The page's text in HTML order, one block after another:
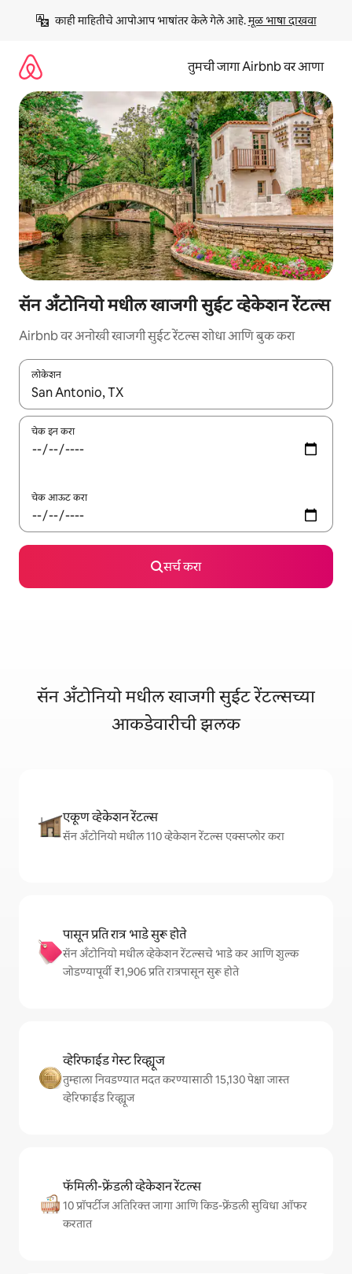
काही माहितीचे आपोआप भाषांतर केले गेले आहे. मूळ भाषा दाखवा
तुमची जागा Airbnb वर आणा
सॅन अँटोनियो मधील खाजगी सुईट व्हेकेशन रेंटल्स
Airbnb वर अनोखी खाजगी सुईट रेंटल्स शोधा आणि बुक करा
लोकेशन
जेव्हा परिणाम उपलब्ध असतील, तेव्हा वरच्या आणि खाली बाणांच्या किजसह
चेक इन करा
चेक आऊट करा
सर्च करा
सॅन अँटोनियो मधील खाजगी सुईट रेंटल्सच्या
आकडेवारीची झलक
एकूण व्हेकेशन रेंटल्स
सॅन अँटोनियो मधील 110 व्हेकेशन रेंटल्स एक्सप्लोर करा
पासून प्रति रात्र भाडे सुरू होते
सॅन अँटोनियो मधील व्हेकेशन रेंटल्सचे भाडे कर आणि शुल्क
जोडण्यापूर्वी ₹1,906 प्रति रात्रपासून सुरू होते
व्हेरिफाईड गेस्ट रिव्ह्यूज
तुम्हाला निवडण्यात मदत करण्यासाठी 15,130 पेक्षा जास्त
व्हेरिफाईड रिव्ह्यूज
फॅमिली-फ्रेंडली व्हेकेशन रेंटल्स
10 प्रॉपर्टीज अतिरिक्त जागा आणि किड-फ्रेंडली सुविधा ऑफर
करतात